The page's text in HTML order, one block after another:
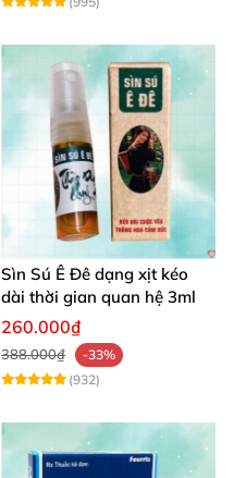
Sìn Sú Ê Đê dạng xịt kéo
dài thời gian quan hệ 3ml
260.000₫
388.000₫
-33%
(932)